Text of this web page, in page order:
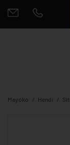
Mayoko Hendi